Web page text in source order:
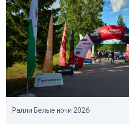
Ралли Белые ночи 2026